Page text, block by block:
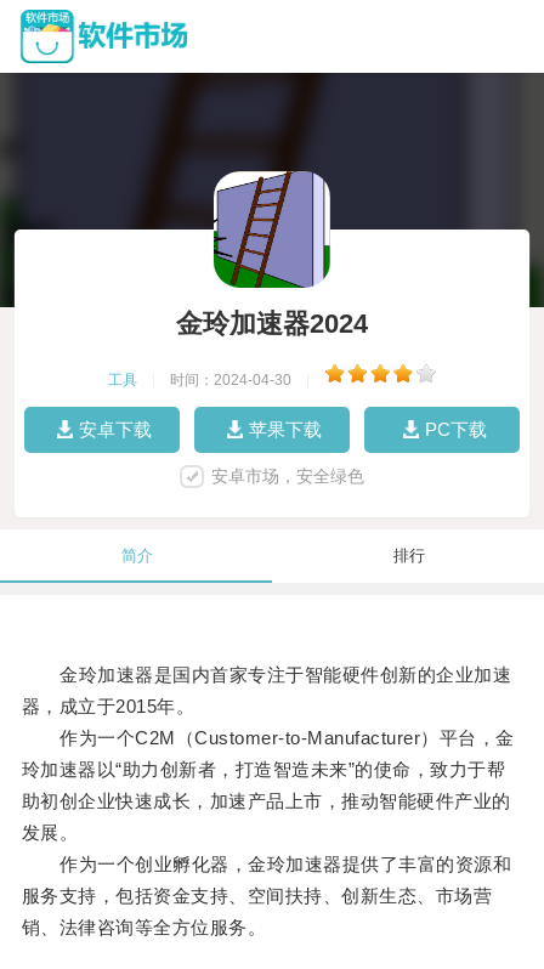
金玲加速器2024
工具 时间：2024-04-30
安卓下载 苹果下载 PC下载
安卓市场，安全绿色
简介 排行
金玲加速器是国内首家专注于智能硬件创新的企业加速
器，成立于2015年。
作为一个C2M（Customer-to-Manufacturer）平台，金
玲加速器以“助力创新者，打造智造未来”的使命，致力于帮
助初创企业快速成长，加速产品上市，推动智能硬件产业的
发展。
作为一个创业孵化器，金玲加速器提供了丰富的资源和
服务支持，包括资金支持、空间扶持、创新生态、市场营
销、法律咨询等全方位服务。